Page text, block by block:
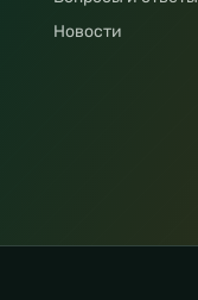
Новости